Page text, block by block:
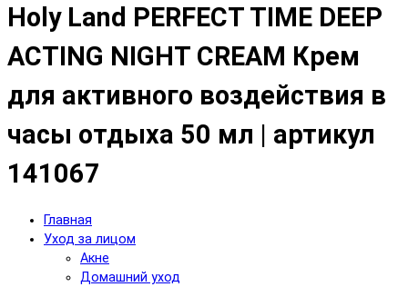
Holy Land PERFECT TIME DEEP
ACTING NIGHT CREAM Крем
для активного воздействия в
часы отдыха 50 мл | артикул
141067
Главная
Уход за лицом
Акне
Домашний уход